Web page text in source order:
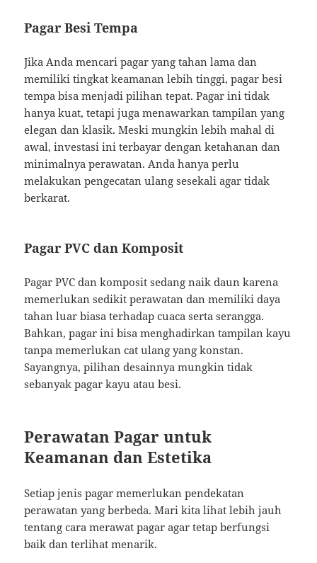
Pagar Besi Tempa
Jika Anda mencari pagar yang tahan lama dan
memiliki tingkat keamanan lebih tinggi, pagar besi
tempa bisa menjadi pilihan tepat. Pagar ini tidak
hanya kuat, tetapi juga menawarkan tampilan yang
elegan dan klasik. Meski mungkin lebih mahal di
awal, investasi ini terbayar dengan ketahanan dan
minimalnya perawatan. Anda hanya perlu
melakukan pengecatan ulang sesekali agar tidak
berkarat.
Pagar PVC dan Komposit
Pagar PVC dan komposit sedang naik daun karena
memerlukan sedikit perawatan dan memiliki daya
tahan luar biasa terhadap cuaca serta serangga.
Bahkan, pagar ini bisa menghadirkan tampilan kayu
tanpa memerlukan cat ulang yang konstan.
Sayangnya, pilihan desainnya mungkin tidak
sebanyak pagar kayu atau besi.
Perawatan Pagar untuk
Keamanan dan Estetika
Setiap jenis pagar memerlukan pendekatan
perawatan yang berbeda. Mari kita lihat lebih jauh
tentang cara merawat pagar agar tetap berfungsi
baik dan terlihat menarik.